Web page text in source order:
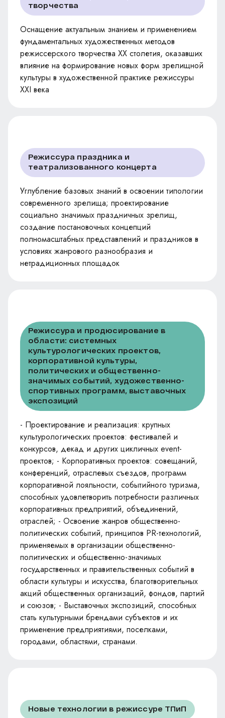
творчества
Оснащение актуальным знанием и применением
фундаментальных художественных методов
режиссерского творчества ХХ столетия, оказавших
влияние на формирование новых форм зрелищной
культуры в художественной практике режиссуры
XXI века
Режиссура праздника и
театрализованного концерта
Углубление базовых знаний в освоении типологии
современного зрелища; проектирование
социально значимых праздничных зрелищ,
создание постановочных концепций
полномасштабных представлений и праздников в
условиях жанрового разнообразия и
нетрадиционных площадок
Режиссура и продюсирование в
области: системных
культурологических проектов,
корпоративной культуры,
политических и общественно-
значимых событий, художественно-
спортивных программ, выставочных
экспозиций
- Проектирование и реализация: крупных
культурологических проектов: фестивалей и
конкурсов, декад и других цикличных event-
проектов; - Корпоративных проектов: совещаний,
конференций, отраслевых съездов, программ
корпоративной лояльности, событийного туризма,
способных удовлетворить потребности различных
корпоративных предприятий, объединений,
отраслей; - Освоение жанров общественно-
политических событий, принципов PR-технологий,
применяемых в организации общественно-
политических и общественно-значимых
государственных и правительственных событий в
области культуры и искусства, благотворительных
акций общественных организаций, фондов, партий
и союзов; - Выставочных экспозиций, способных
стать культурными брендами субъектов и их
применение предприятиями, поселками,
городами, областями, странами.
Новые технологии в режиссуре ТПиП